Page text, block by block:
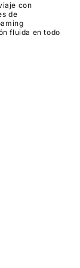
con
de
fluida en todo